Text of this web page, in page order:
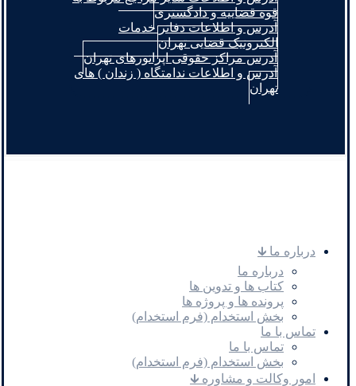
قوه قضاییه و دادگستری
آدرس و اطلاعات دفاتر خدمات
الکترونیک قضایی تهران
آدرس مراکز حقوقی اپراتورهای تهران
آدرس و اطلاعات ندامتگاه ( زندان ) های
تهران
درباره ما 🡳
درباره ما
کتاب ها و تدوین ها
پرونده ها و پروژه ها
بخش استخدام (فرم استخدام)
تماس با ما
تماس با ما
بخش استخدام (فرم استخدام)
امور وکالت و مشاوره 🡳